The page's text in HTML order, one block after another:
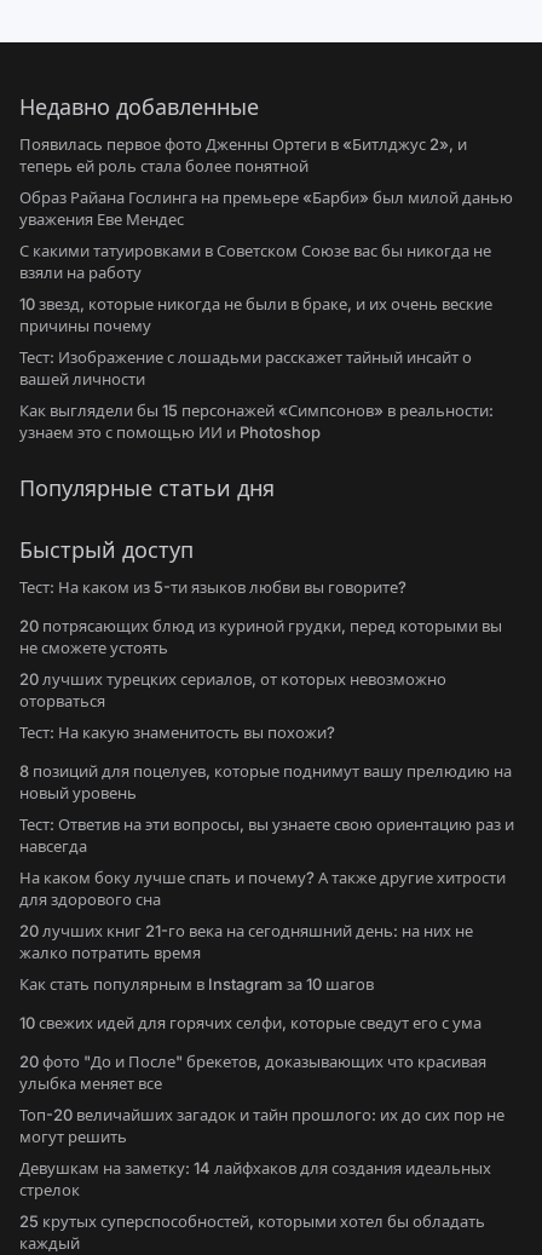
Недавно добавленные
Появилась первое фото Дженны Ортеги в «Битлджус 2», и
теперь ей роль стала более понятной
Образ Райана Гослинга на премьере «Барби» был милой данью
уважения Еве Мендес
С какими татуировками в Советском Союзе вас бы никогда не
взяли на работу
10 звезд, которые никогда не были в браке, и их очень веские
причины почему
Тест: Изображение с лошадьми расскажет тайный инсайт о
вашей личности
Как выглядели бы 15 персонажей «Симпсонов» в реальности:
узнаем это с помощью ИИ и Photoshop
Популярные статьи дня
Быстрый доступ
Тест: На каком из 5-ти языков любви вы говорите?
20 потрясающих блюд из куриной грудки, перед которыми вы
не сможете устоять
20 лучших турецких сериалов, от которых невозможно
оторваться
Тест: На какую знаменитость вы похожи?
8 позиций для поцелуев, которые поднимут вашу прелюдию на
новый уровень
Тест: Ответив на эти вопросы, вы узнаете свою ориентацию раз и
навсегда
На каком боку лучше спать и почему? А также другие хитрости
для здорового сна
20 лучших книг 21-го века на сегодняшний день: на них не
жалко потратить время
Как стать популярным в Instagram за 10 шагов
10 свежих идей для горячих селфи, которые сведут его с ума
20 фото "До и После" брекетов, доказывающих что красивая
улыбка меняет все
Топ-20 величайших загадок и тайн прошлого: их до сих пор не
могут решить
Девушкам на заметку: 14 лайфхаков для создания идеальных
стрелок
25 крутых суперспособностей, которыми хотел бы обладать
каждый